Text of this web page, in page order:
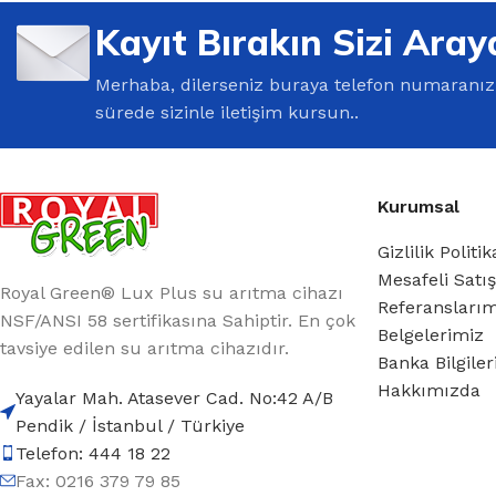
Ev tipi su arıtma cihazları
Satınal
Kayıt Bırakın Sizi
Merhaba, dilerseniz buraya telefon
sürede sizinle iletişim kursun..
Royal Green® Lux Plus su arıtma cihazı
NSF/ANSI 58 sertifikasına Sahiptir. En çok
tavsiye edilen su arıtma cihazıdır.
Yayalar Mah. Atasever Cad. No:42 A/B
Pendik / İstanbul / Türkiye
Telefon: 444 18 22
Fax: 0216 379 79 85
Kurumsal
Gizlilik
Mesafeli
Belgelerimiz
Banka
Hakkımızda